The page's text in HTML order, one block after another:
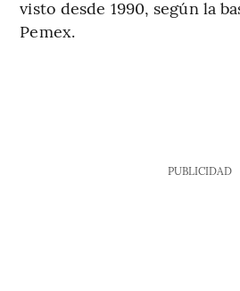
visto desde 1990, según la
Pemex.
PUBLICIDAD